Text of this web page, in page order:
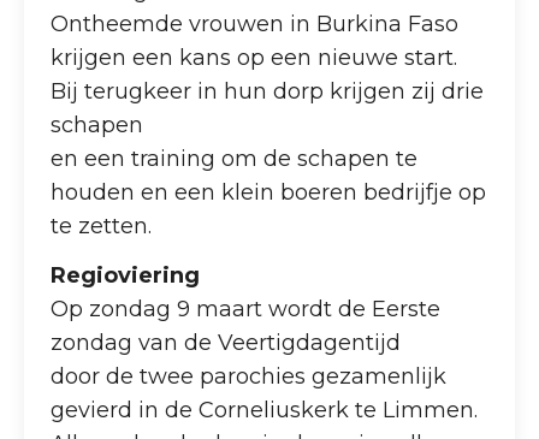
Ontheemde vrouwen in Burkina Faso
krijgen een kans op een nieuwe start.
Bij terugkeer in hun dorp krijgen zij drie
schapen
en een training om de schapen te
houden en een klein boeren bedrijfje op
te zetten.
Regioviering
Op zondag 9 maart wordt de Eerste
zondag van de Veertigdagentijd
door de twee parochies gezamenlijk
gevierd in de Corneliuskerk te Limmen.